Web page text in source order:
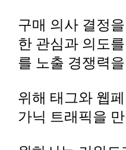
를 노출 경쟁력을
가닉 트래픽을